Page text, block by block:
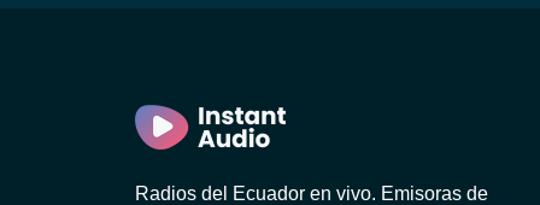
Radios del Ecuador en vivo. Emisoras de